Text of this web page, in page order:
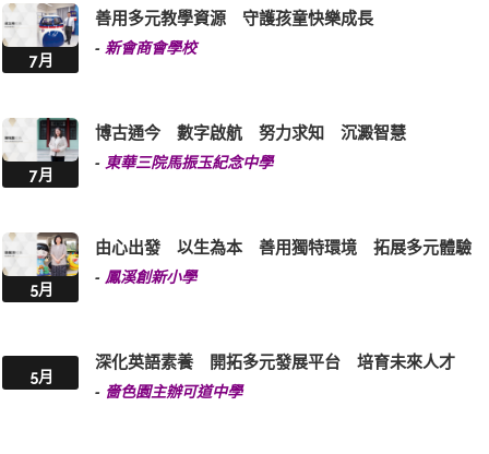
7月
善用多元教學資源 守護孩童快樂成長
- 新會商會學校
7月
博古通今 數字啟航 努力求知 沉澱智慧
- 東華三院馬振玉紀念中學
5月
由心出發 以生為本 善用獨特環境 拓展多元體驗
- 鳳溪創新小學
5月
深化英語素養 開拓多元發展平台 培育未來人才
- 嗇色園主辦可道中學